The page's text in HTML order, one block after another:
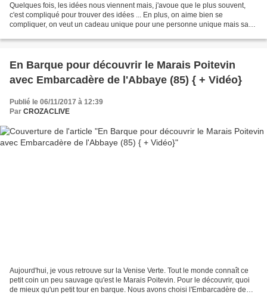
Quelques fois, les idées nous viennent mais, j'avoue que le plus souvent,
c'est compliqué pour trouver des idées ... En plus, on aime bien se
compliquer, on veut un cadeau unique pour une personne unique mais sans
En Barque pour découvrir le Marais Poitevin
avec Embarcadère de l'Abbaye (85) { + Vidéo}
Publié le 06/11/2017 à 12:39
Par CROZACLIVE
Aujourd'hui, je vous retrouve sur la Venise Verte. Tout le monde connaît ce
petit coin un peu sauvage qu'est le Marais Poitevin. Pour le découvrir, quoi
de mieux qu'un petit tour en barque. Nous avons choisi l'Embarcadère de